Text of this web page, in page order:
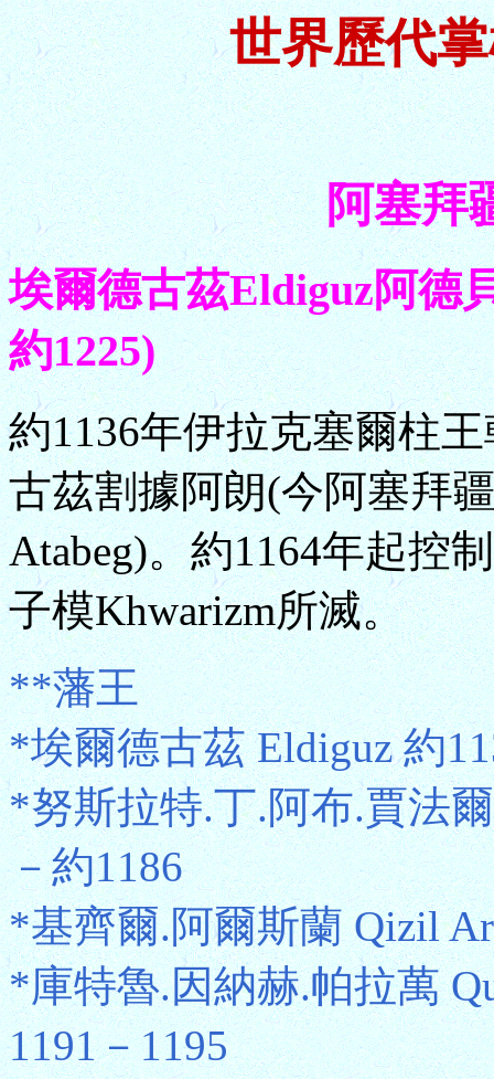
世界歷代
阿塞拜
埃爾德古茲Eldiguz阿德
約1225)
約1136年伊拉克塞爾柱
古茲割據阿朗(今阿塞拜
Atabeg)。約1164年起控
子模Khwarizm所滅。
**藩王
*埃爾德古茲 Eldiguz 約
*努斯拉特.丁.阿布.賈法爾
－約1186
*基齊爾.阿爾斯蘭 Qizil
*庫特魯.因納赫.帕拉萬
1191－1195